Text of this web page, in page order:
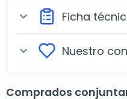
expand_more Ficha
expand_more Nuestro
Comprados